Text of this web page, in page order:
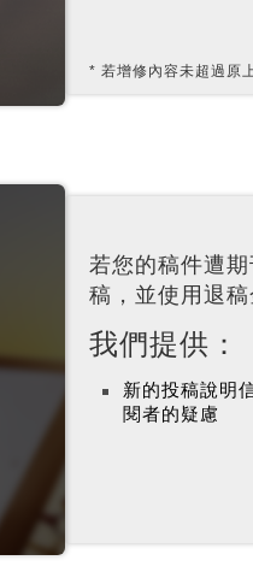
若增修內容未超過原
若您的稿件遭
稿，並使用退
我們提供：
新的投稿說明
閱者的疑慮